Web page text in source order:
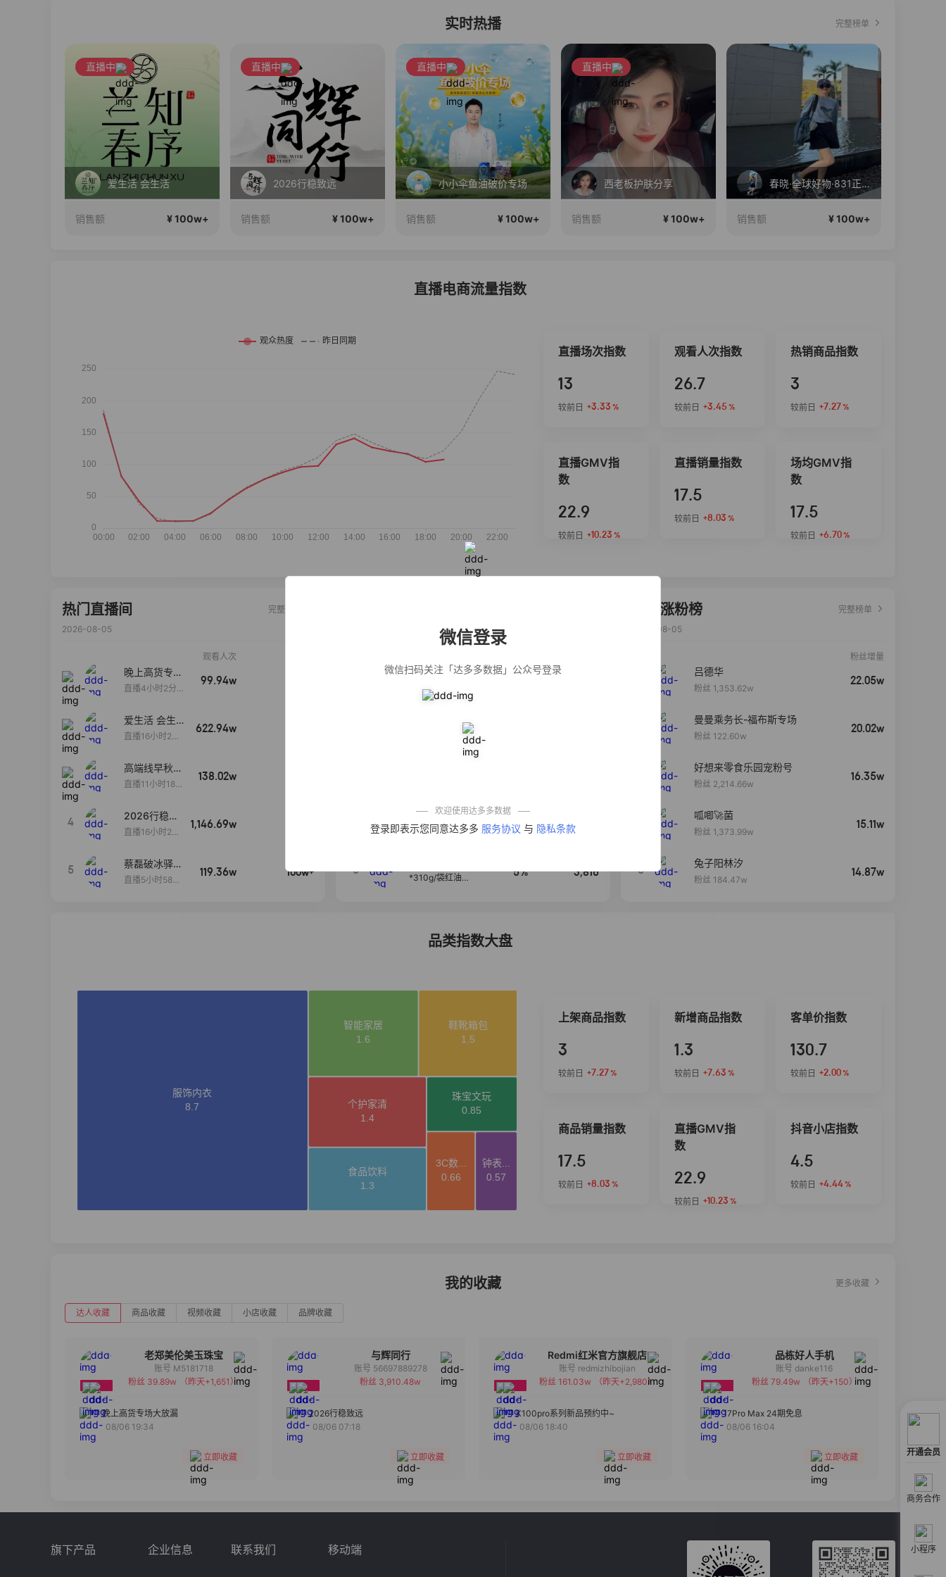
开通会员
商务合作
小程序
微信登录
微信扫码关注「达多多数据」公众号登录
欢迎使用达多多数据
登录即表示您同意达多多 服务协议 与 隐私条款
实时热播 完整榜单
直播中
爱生活 会生活
销售额 ¥ 100w+
直播中
2026行稳致远
销售额 ¥ 100w+
直播中
小小伞鱼油破价专场
销售额 ¥ 100w+
直播中
西老板护肤分享
销售额 ¥ 100w+
春晓·全球好物·831正在直播
销售额 ¥ 100w+
直播电商流量指数
直播场次指数
13
较前日 +3.33 %
观看人次指数
26.7
较前日 +3.45 %
热销商品指数
3
较前日 +7.27%
直播GMV指
数
22.9
较前日 +10.23 %
直播销量指数
17.5
较前日 +8.03 %
场均GMV指
数
17.5
较前日 +6.70%
热门直播间
完整榜单
2026-08-05
观看人次
晚上高货专场
大放漏
直播4小时2分5
99.94w
爱生活 会生
活
直播16小时24
622.94w
高端线早秋现
货首发
直播11小时18分
138.02w
4
2026行稳致
远
直播16小时20
1,146.69w
5
蔡磊破冰驿站
直播间好物分
直播5小时58分
119.36w 100w+
【净浮生】油污
重油污去油王污
公仔牌顽渍净洗
衣粉轻松搓洗去
污渍除菌除螨3倍
洁净去渍家用去
料袋厨房抽绳式
一品欢【10包鲜
凉皮】红油麻酱
10% 4,286
5
*310g/袋红油麻
5% 3,816
达人涨粉榜
完整榜单
2026-08-05
粉丝增量
吕德华
粉丝 1,353.62w
22.05w
曼曼乘务长-福布斯专场
粉丝 122.60w
20.02w
好想来零食乐园宠粉号
粉丝 2,214.66w
16.35w
呱唧🚀菌
粉丝 1,373.99w
15.11w
5
兔子阳林汐
粉丝 184.47w
14.87w
品类指数大盘
上架商品指数
3
较前日 +7.27%
新增商品指数
1.3
较前日 +7.63 %
客单价指数
130.7
较前日 +2.00%
商品销量指数
17.5
较前日 +8.03 %
直播GMV指
数
22.9
较前日 +10.23 %
抖音小店指数
4.5
较前日 +4.44%
我的收藏 更多收藏
达人收藏 商品收藏 视频收藏 小店收藏 品牌收藏
老郑美伦美玉珠宝
备注
分组
账号 M5181718
粉丝 39.89w
（昨天+1,651）
晚上高货专场大放漏
08/06 19:34
立即收藏
与辉同行
备注
账号 56697889278
粉丝 3,910.48w
2026行稳致远
08/06 07:18
立即收藏
Redmi红米官方旗舰店
备注
分组
账号 redmizhibojian
粉丝 161.03w
（昨天+2,980）
K100pro系列新品预约中~
08/06 18:40
立即收藏
品栋好人手机
备注
分组
账号 danke116
粉丝 79.49w
（昨天+150）
17Pro Max 24期免息
08/06 16:04
立即收藏
旗下产品 企业信息 联系我们 移动端